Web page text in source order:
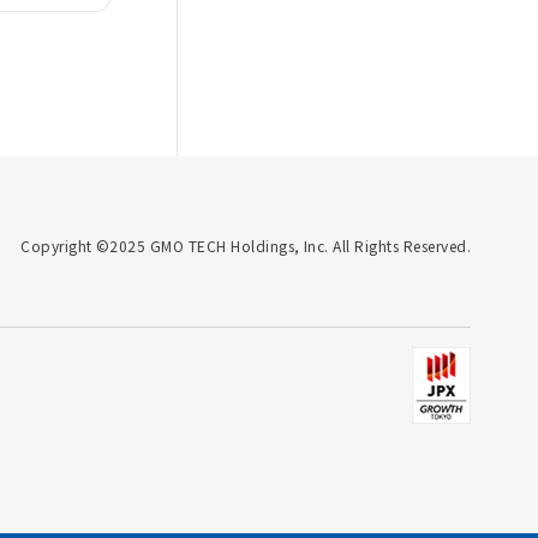
Copyright ©2025 GMO TECH Holdings, Inc. All Rights Reserved.